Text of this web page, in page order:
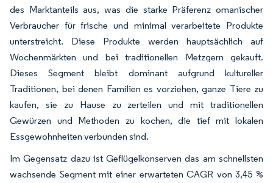
des Marktanteils aus, was die starke Präferenz omanischer
Verbraucher für frische und minimal verarbeitete Produkte
unterstreicht. Diese Produkte werden hauptsächlich auf
Wochenmärkten und bei traditionellen Metzgern gekauft.
Dieses Segment bleibt dominant aufgrund kultureller
Traditionen, bei denen Familien es vorziehen, ganze Tiere zu
kaufen, sie zu Hause zu zerteilen und mit traditionellen
Gewürzen und Methoden zu kochen, die tief mit lokalen
Essgewohnheiten verbunden sind.
Im Gegensatz dazu ist Geflügelkonserven das am schnellsten
wachsende Segment mit einer erwarteten CAGR von 3,45 %